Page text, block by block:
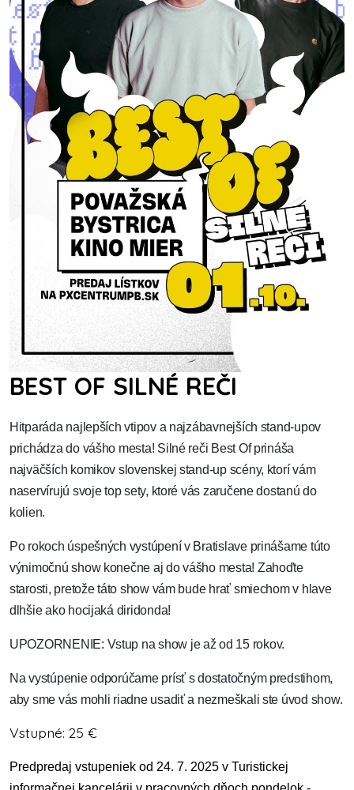
BEST OF SILNÉ REČI
Hitparáda najlepších vtipov a najzábavnejších stand-upov
prichádza do vášho mesta! Silné reči Best Of prináša
najväčších komikov slovenskej stand-up scény, ktorí vám
naservírujú svoje top sety, ktoré vás zaručene dostanú do
kolien.
Po rokoch úspešných vystúpení v Bratislave prinášame túto
výnimočnú show konečne aj do vášho mesta! Zahoďte
starosti, pretože táto show vám bude hrať smiechom v hlave
dlhšie ako hocijaká diridonda!
UPOZORNENIE: Vstup na show je až od 15 rokov.
Na vystúpenie odporúčame prísť s dostatočným predstihom,
aby sme vás mohli riadne usadiť a nezmeškali ste úvod show.
Vstupné: 25 €
Predpredaj vstupeniek od 24. 7. 2025 v Turistickej